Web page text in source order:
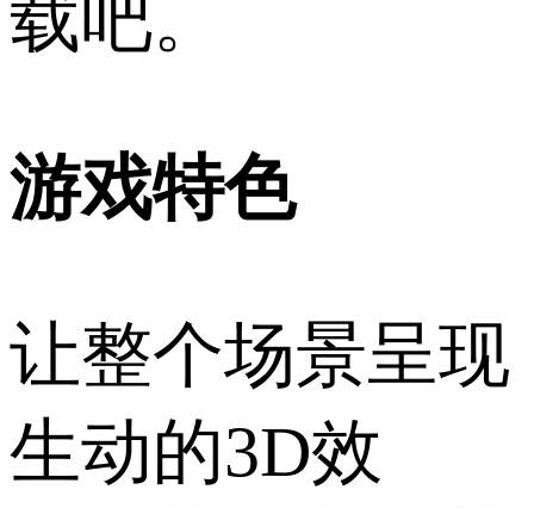
载吧。
游戏特色
让整个场景呈现
生动的3D效